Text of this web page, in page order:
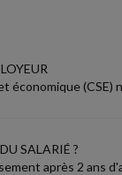
(CSE)
SALARIÉ ?
après 2 ans